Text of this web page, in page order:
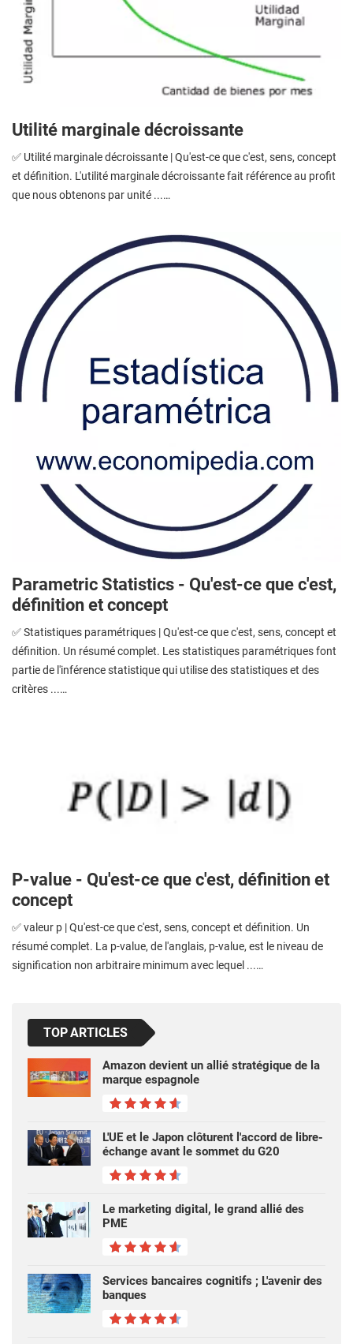
Utilité marginale décroissante
✅ Utilité marginale décroissante | Qu'est-ce que c'est, sens, concept
et définition. L'utilité marginale décroissante fait référence au profit
que nous obtenons par unité ...…
Parametric Statistics - Qu'est-ce que c'est,
définition et concept
✅ Statistiques paramétriques | Qu'est-ce que c'est, sens, concept et
définition. Un résumé complet. Les statistiques paramétriques font
partie de l'inférence statistique qui utilise des statistiques et des
critères ...…
P-value - Qu'est-ce que c'est, définition et
concept
✅ valeur p | Qu'est-ce que c'est, sens, concept et définition. Un
résumé complet. La p-value, de l'anglais, p-value, est le niveau de
signification non arbitraire minimum avec lequel ...…
TOP ARTICLES
Amazon devient un allié stratégique de la
marque espagnole
L'UE et le Japon clôturent l'accord de libre-
échange avant le sommet du G20
Le marketing digital, le grand allié des
PME
Services bancaires cognitifs ; L'avenir des
banques